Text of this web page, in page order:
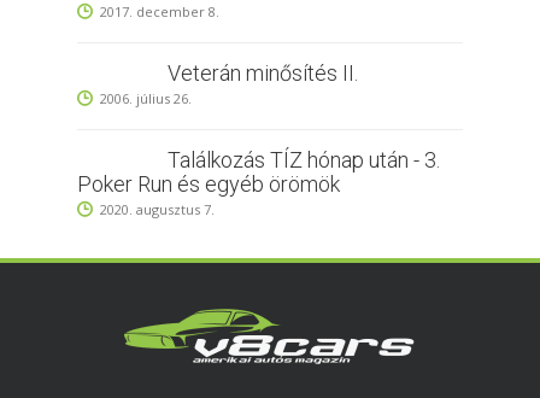
2017. december 8.
Veterán minősítés II.
2006. július 26.
Találkozás TÍZ hónap után - 3.
Poker Run és egyéb örömök
2020. augusztus 7.